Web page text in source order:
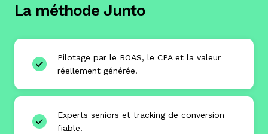
La méthode Junto
Pilotage par le ROAS, le CPA et la valeur
réellement générée.
Experts seniors et tracking de conversion
fiable.